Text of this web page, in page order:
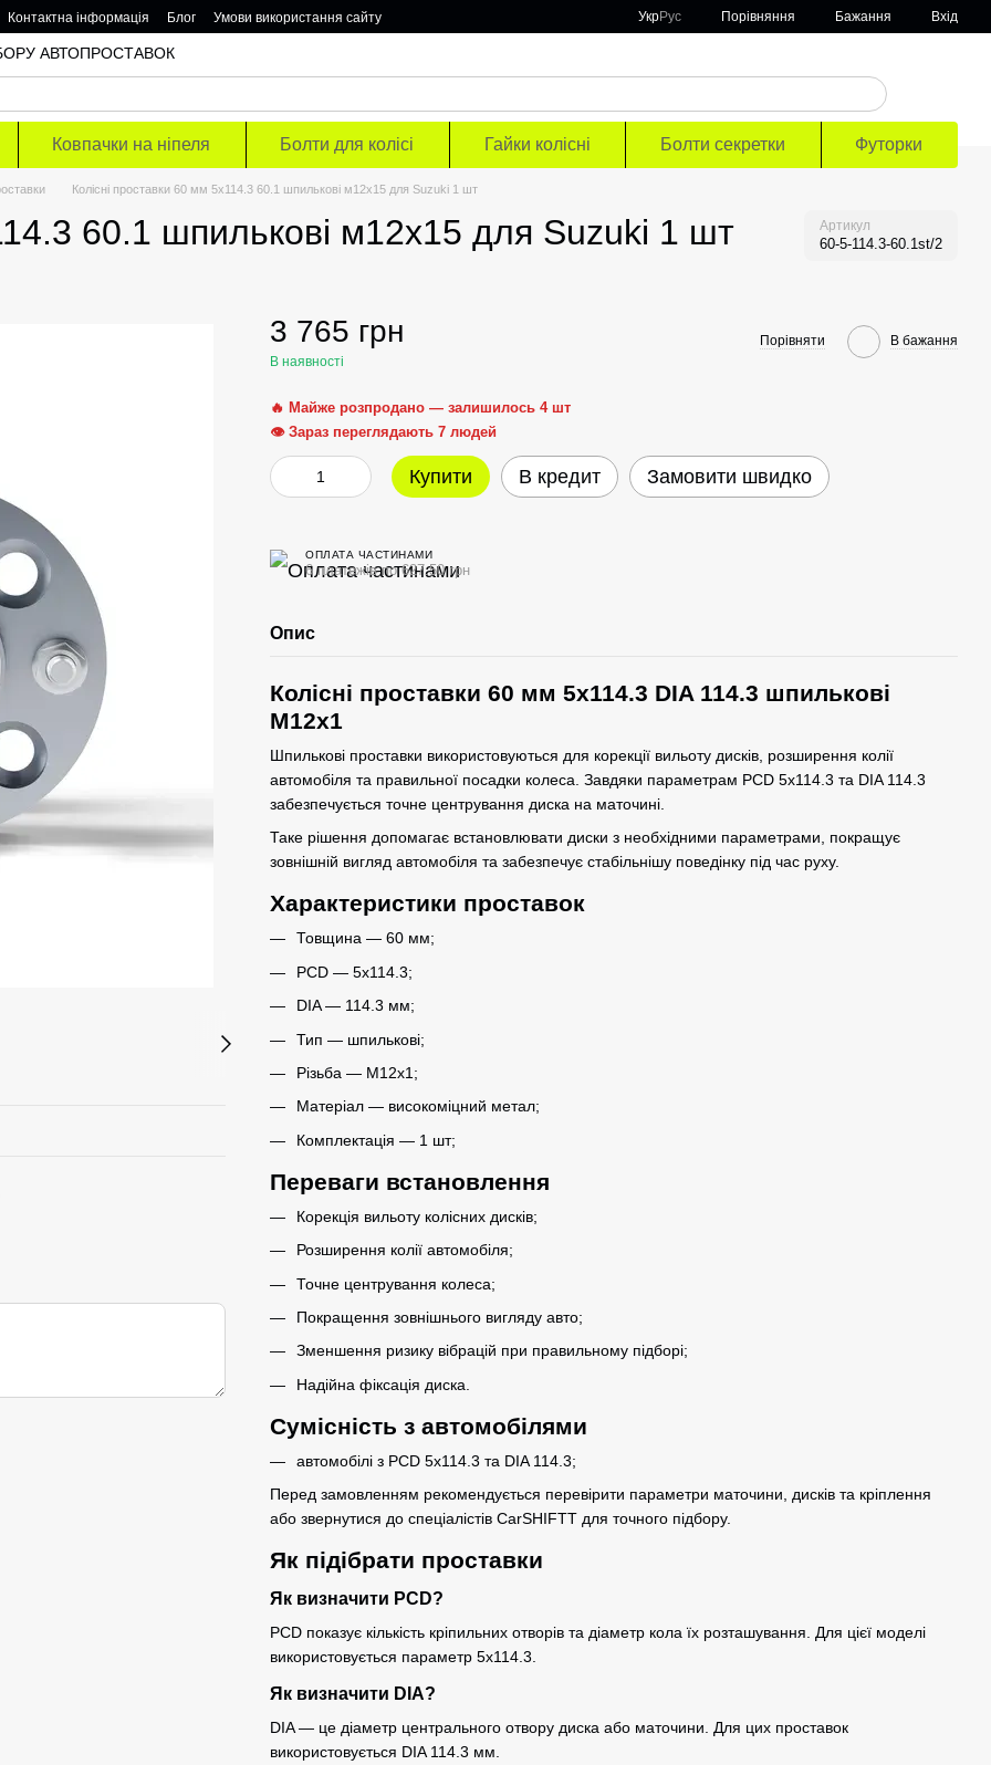
Контактна інформація Блог
Умови використання сайту
УкрРус Порівняння Бажання Вхід
АВТОПРОСТАВОК
Ковпачки на ніпеля Болти для колісі Гайки колісні Болти секретки Футорки
Колісні проставки 60 мм 5х114.3 60.1 шпилькові м12х15 для Suzuki 1 шт
60.1 шпилькові м12х15 для Suzuki 1 шт Артикул
60-5-114.3-60.1st/2
3 765 грн
В наявності
Порівняти В бажання
🔥 Майже розпродано — залишилось 4 шт
👁 Зараз переглядають 7 людей
Купити В кредит Замовити швидко
ОПЛАТА ЧАСТИНАМИ
6 платежів по 627.50 грн
Опис
Колісні проставки 60 мм 5x114.3 DIA 114.3 шпилькові
M12x1
Шпилькові проставки використовуються для корекції вильоту дисків, розширення колії
автомобіля та правильної посадки колеса. Завдяки параметрам PCD 5x114.3 та DIA 114.3
забезпечується точне центрування диска на маточині.
Таке рішення допомагає встановлювати диски з необхідними параметрами, покращує
зовнішній вигляд автомобіля та забезпечує стабільнішу поведінку під час руху.
Характеристики проставок
Товщина — 60 мм;
PCD — 5x114.3;
DIA — 114.3 мм;
Тип — шпилькові;
Різьба — M12x1;
Матеріал — високоміцний метал;
Комплектація — 1 шт;
Переваги встановлення
Корекція вильоту колісних дисків;
Розширення колії автомобіля;
Точне центрування колеса;
Покращення зовнішнього вигляду авто;
Зменшення ризику вібрацій при правильному підборі;
Надійна фіксація диска.
Сумісність з автомобілями
автомобілі з PCD 5x114.3 та DIA 114.3;
Перед замовленням рекомендується перевірити параметри маточини, дисків та кріплення
або звернутися до спеціалістів CarSHIFTT для точного підбору.
Як підібрати проставки
Як визначити PCD?
PCD показує кількість кріпильних отворів та діаметр кола їх розташування. Для цієї моделі
використовується параметр 5x114.3.
Як визначити DIA?
DIA — це діаметр центрального отвору диска або маточини. Для цих проставок
використовується DIA 114.3 мм.